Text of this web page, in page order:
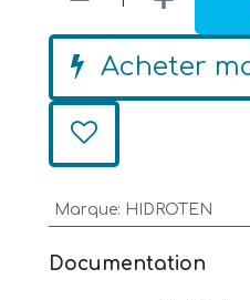
Acheter
Marque: HIDROTEN
Documentation